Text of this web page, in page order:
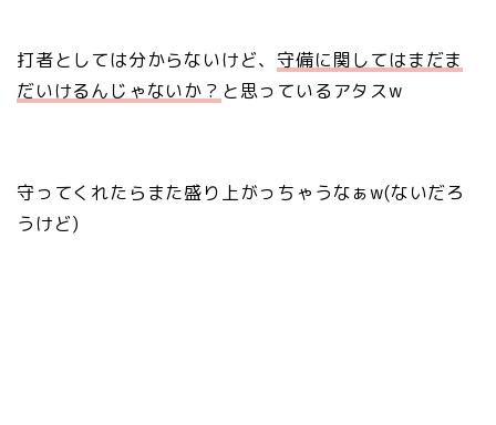
打者としては分からないけど、守備に関してはまだま
だいけるんじゃないか？ と思っているアタスw
守ってくれたらまた盛り上がっちゃうなぁw(ないだろ
うけど)